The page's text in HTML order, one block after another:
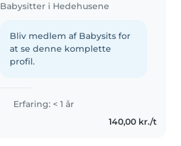
Babysitter i Hedehusene
Bliv medlem af Babysits for
at se denne komplette
profil.
Erfaring: < 1 år
140,00 kr./t